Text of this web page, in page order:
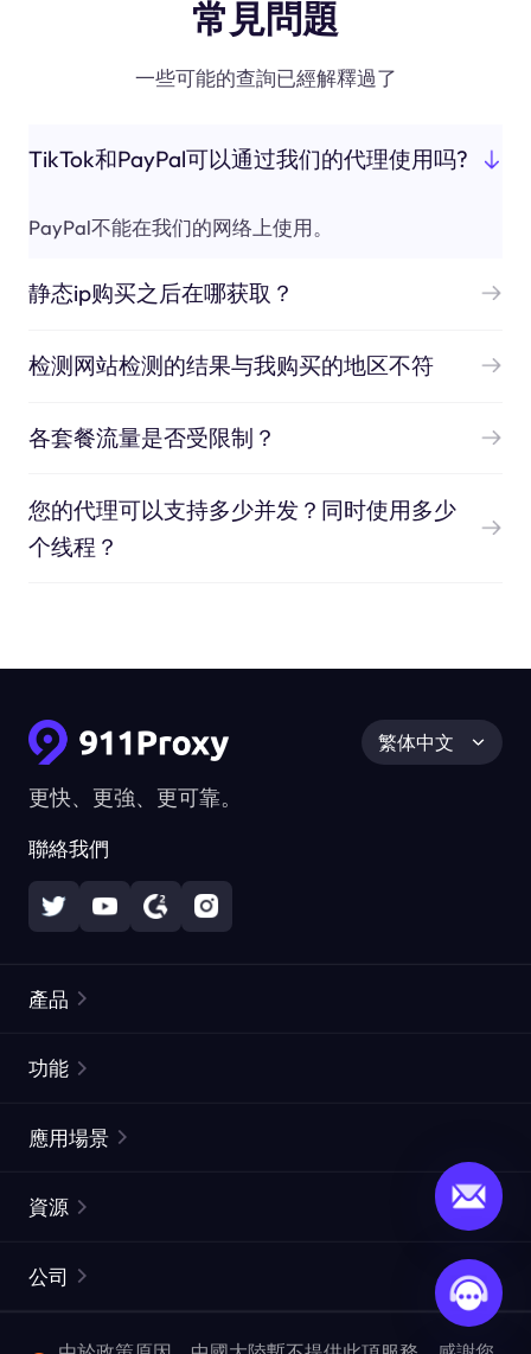
常見問題
一些可能的查詢已經解釋過了
TikTok和PayPal可以通过我们的代理使用吗?
PayPal不能在我们的网络上使用。
静态ip购买之后在哪获取？
检测网站检测的结果与我购买的地区不符
各套餐流量是否受限制？
您的代理可以支持多少并发？同时使用多少
个线程？
更快、更強、更可靠。
聯絡我們
繁体中文
產品
靜態住宅代理
網頁擷取 API
功能
ISP代理
ProxySite
應用場景
市場研究
資源
常見問題解答
公司